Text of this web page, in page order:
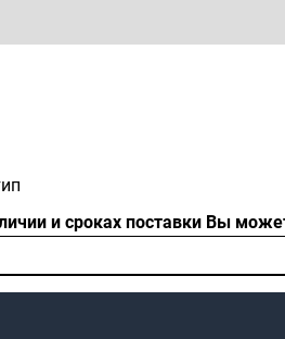
и сроках поставки Вы